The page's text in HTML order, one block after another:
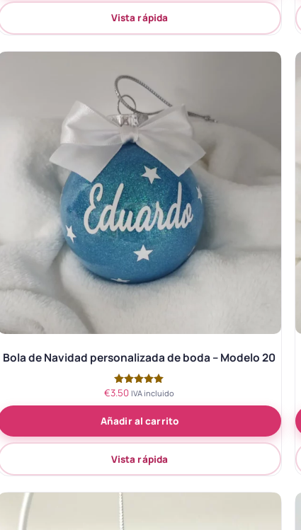
Vista rápida
Bola de Navidad personalizada de boda – Modelo 20
Valorado
de 5
€3.50 IVA incluido
Añadir al carrito
Vista rápida